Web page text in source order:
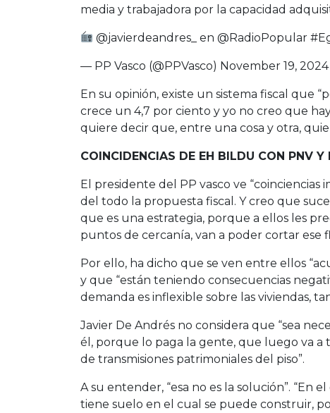
media y trabajadora por la capacidad
@javierdeandres_ en@RadioPopular
— PP Vasco (@PPVasco) November 19, 2024
En su opinión, existe un sistema fiscal que
crece un 4,7 por ciento y yo no creo que
quiere decir que, entre una cosa y otra,
COINCIDENCIAS DE EH BILDU CON PNV Y
El presidente del PP vasco ve “coinciencias
del todo la propuesta fiscal. Y creo que
que es una estrategia, porque a ellos les
puntos de cercanía, van a poder cortar ese
Por ello, ha dicho que se ven entre ellos
y que “están teniendo consecuencias
demanda es inflexible sobre las viviendas,
Javier De Andrés no considera que “sea
él, porque lo paga la gente, que luego va a
de transmisiones patrimoniales del piso”.
A su entender, “esa no es la solución”. “En
tiene suelo en el cual se puede construir,